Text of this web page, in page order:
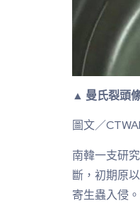
▲ 曼氏裂頭
圖文／
南韓一支研
斷，初期原
寄生蟲入侵